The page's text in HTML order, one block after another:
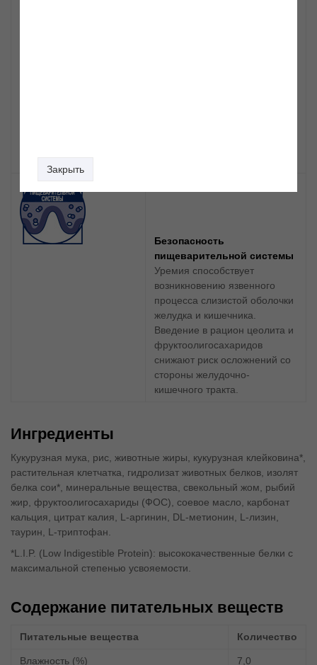
Закрыть
Безопасность
пищеварительной системы
Уремия способствует
возникновению язвенного
процесса слизистой оболочки
желудка и кишечника.
Введение в рацион цеолита и
фруктоолигосахаридов
снижают риск осложнений со
стороны желудочно-
кишечного тракта.
Ингредиенты
Кукурузная мука, рис, животные жиры, кукурузная клейковина*,
растительная клетчатка, гидролизат животных белков, изолят
белка сои*, минеральные вещества, свекольный жом, рыбий
жир, фруктоолигосахариды (ФОС), соевое масло, карбонат
кальция, цитрат калия, L-аргинин, DL-метионин, L-лизин,
таурин, L-триптофан.
*L.I.P. (Low Indigestible Protein): высококачественные белки с
максимальной степенью усвояемости.
Содержание питательных веществ
Питательные вещества Количество
Влажность (%) 7,0